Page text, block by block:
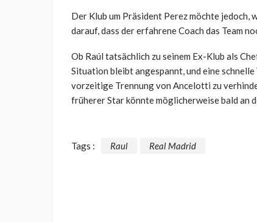
Der Klub um Präsident Perez möchte jedoch,
darauf, dass der erfahrene Coach das Team
Ob Raúl tatsächlich zu seinem Ex-Klub als
Situation bleibt angespannt, und eine
vorzeitige Trennung von Ancelotti zu
früherer Star könnte möglicherweise bald an
Tags : Raul Real Madrid